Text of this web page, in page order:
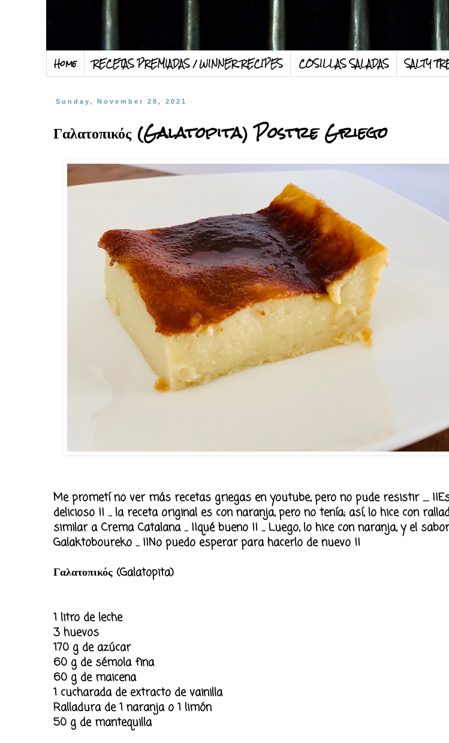
Home RECETAS PREMIADAS / WINNER RECIPES COSILLAS SALADAS SALTY
Sunday, November 28, 2021
Γαλατοπικός (Galatopita) Postre Griego
Me prometí no ver más recetas griegas en youtube, pero no pude resistir .....
delicioso !! ... la receta original es con naranja, pero no tenía; así, lo hice con
similar a Crema Catalana ... ¡¡qué bueno !! ... Luego, lo hice con naranja, y el
Galaktoboureko ... ¡¡No puedo esperar para hacerlo de nuevo !!
Γαλατοπικός (Galatopita)
1 litro de leche
3 huevos
170 g de azúcar
60 g de sémola fina
60 g de maicena
1 cucharada de extracto de vainilla
Ralladura de 1 naranja o 1 limón
50 g de mantequilla